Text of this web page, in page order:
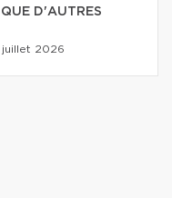
D'AUTRES
juillet 2026